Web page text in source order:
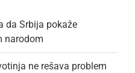
da Srbija pokaže
narodom
ne rešava problem